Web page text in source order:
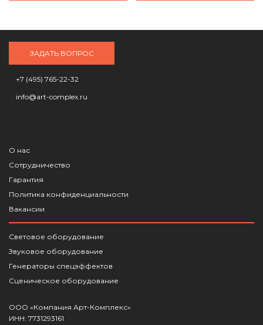
ЗАДАТЬ ВОПРОС
+7 (495) 765-22-32
info@art-complex.ru
О нас
Сотрудничество
Гарантия
Политика конфиденциальности
Вакансии
Световое оборудование
Звуковое оборудование
Генераторы спецэффектов
Сценическое оборудование
ООО «Компания Арт-Комплекс»
ИНН: 7731293161